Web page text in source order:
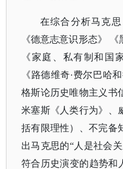
在综合分析马克思
《德意志意识形态》
《家庭、私有制和国
《路德维奇∙费尔巴哈
格斯论历史唯物主义书
米塞斯《人类行为》、
括有限理性）、不完备
出马克思的“人是社会
符合历史演变的趋势和